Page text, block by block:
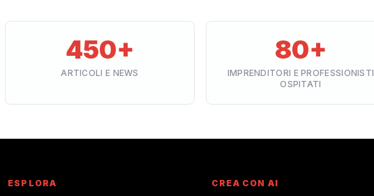
450+
ARTICOLI E NEWS
80+
IMPRENDITORI E PROFESSIONISTI
OSPITATI
ESPLORA CREA CON AI